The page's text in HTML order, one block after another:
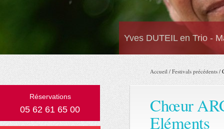
Yves DUTEIL en Trio -
Réservations
05 62 61 65 00
Accueil /Festivals précédents /
Chœur
Eléments